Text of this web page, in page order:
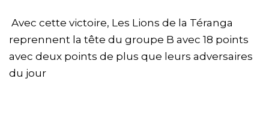
Avec cette victoire, Les Lions de la Téranga
reprennent la tête du groupe B avec 18 points
avec deux points de plus que leurs adversaires
du jour